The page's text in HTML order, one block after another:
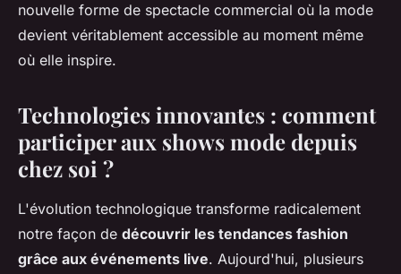
nouvelle forme de spectacle commercial où la mode
devient véritablement accessible au moment même
où elle inspire.
Technologies innovantes : comment
participer aux shows mode depuis
chez soi ?
L'évolution technologique transforme radicalement
notre façon de découvrir les tendances fashion
grâce aux événements live. Aujourd'hui, plusieurs